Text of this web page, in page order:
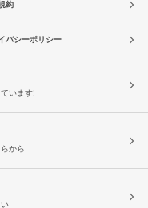
約
バシーポリシー
います!
から